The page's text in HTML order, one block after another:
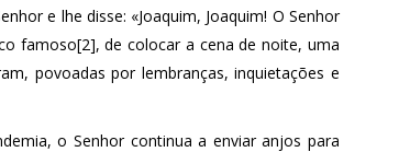
e lhe disse: «Joaquim, Joaquim! O Senhor
famoso[2], de colocar a cena de noite, uma
povoadas por lembranças, inquietações e
o Senhor continua a enviar anjos para